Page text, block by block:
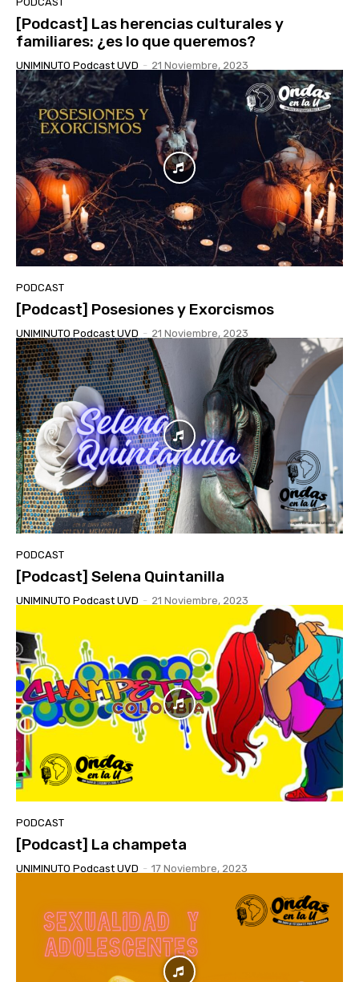
[Podcast] Las herencias culturales y
familiares: ¿es lo que queremos?
UNIMINUTO Podcast UVD - 21 Noviembre, 2023
PODCAST
[Podcast] Posesiones y Exorcismos
UNIMINUTO Podcast UVD - 21 Noviembre, 2023
PODCAST
[Podcast] Selena Quintanilla
UNIMINUTO Podcast UVD - 21 Noviembre, 2023
PODCAST
[Podcast] La champeta
UNIMINUTO Podcast UVD - 17 Noviembre, 2023